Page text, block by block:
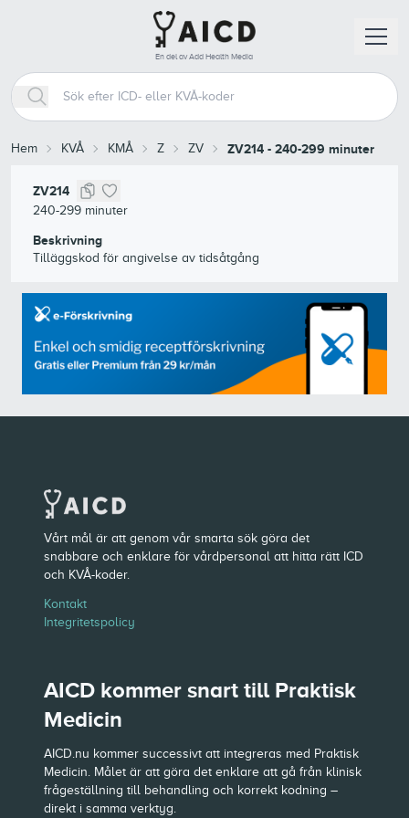
En del av Add Health Media
Hem KVÅ KMÅ Z ZV ZV214 - 240-299 minuter
ZV214
240-299 minuter
Beskrivning
Tilläggskod för angivelse av tidsåtgång
Vårt mål är att genom vår smarta sök göra det
snabbare och enklare för vårdpersonal att hitta rätt ICD
och KVÅ-koder.
Kontakt
Integritetspolicy
AICD kommer snart till Praktisk
Medicin
AICD.nu kommer successivt att integreras med Praktisk
Medicin. Målet är att göra det enklare att gå från klinisk
frågeställning till behandling och korrekt kodning –
direkt i samma verktyg.